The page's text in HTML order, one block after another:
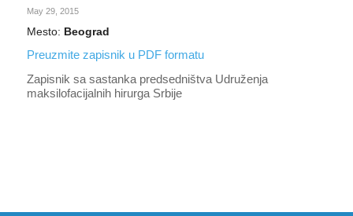
May 29, 2015
Mesto: Beograd
Preuzmite zapisnik u PDF formatu
Zapisnik sa sastanka predsedništva Udruženja
maksilofacijalnih hirurga Srbije